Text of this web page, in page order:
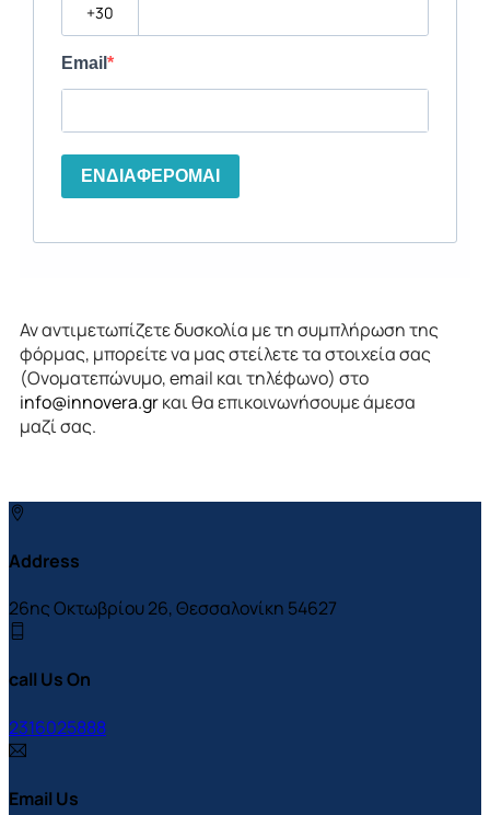
Email
ΕΝΔΙΑΦΕΡΟΜΑΙ
Αν αντιμετωπίζετε δυσκολία με τη συμπλήρωση της
φόρμας, μπορείτε να μας στείλετε τα στοιχεία σας
(Ονοματεπώνυμο, email και τηλέφωνο) στο
info@innovera.grκαι θα επικοινωνήσουμε άμεσα
μαζί σας.
Address
26ης Οκτωβρίου 26, Θεσσαλονίκη 54627
call Us On
2316025888
Email Us